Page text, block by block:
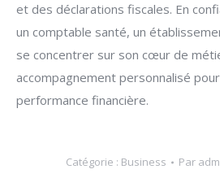
et des déclarations fiscales. En
un comptable santé, un
se concentrer sur son cœur de
accompagnement personnalisé
performance financière.
Catégorie : Business Par